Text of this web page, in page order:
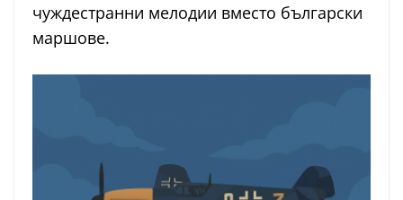
чуждестранни мелодии вместо български
маршове.